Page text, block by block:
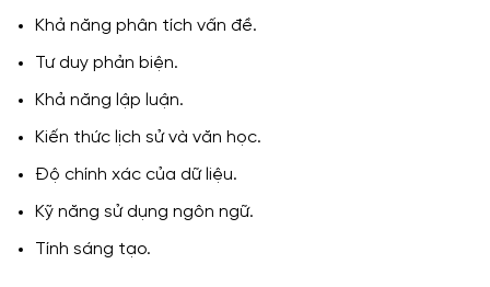
Khả năng phân tích vấn đề.
Tư duy phản biện.
Khả năng lập luận.
Kiến thức lịch sử và văn học.
Độ chính xác của dữ liệu.
Kỹ năng sử dụng ngôn ngữ.
Tính sáng tạo.